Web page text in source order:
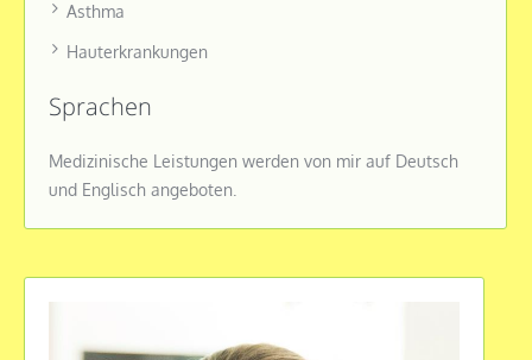
Asthma
Hauterkrankungen
Sprachen
Medizinische Leistungen werden von mir auf Deutsch
und Englisch angeboten.